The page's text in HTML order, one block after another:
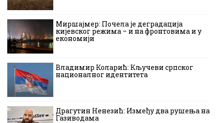
Миршајмер: Почела је деградација
кијевског режима – и на фронтовима и у
економији
Владимир Коларић: Кључеви српског
националног идентитета
Драгутин Ненезић: Између два рушења на
Газиводама